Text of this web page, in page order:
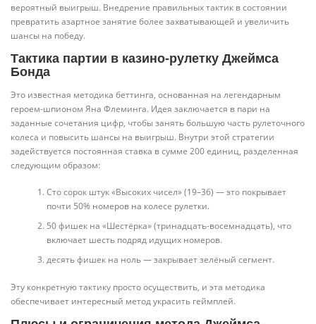
вероятный выигрыш. Внедрение правильных тактик в состоянии
превратить азартное занятие более захватывающей и увеличить
шансы на победу.
Тактика партии в казино-рулетку Джеймса
Бонда
Это известная методика беттинга, основанная на легендарным
героем-шпионом Яна Флеминга. Идея заключается в пари на
заданные сочетания цифр, чтобы занять большую часть рулеточного
колеса и повысить шансы на выигрыш. Внутри этой стратегии
задействуется постоянная ставка в сумме 200 единиц, разделенная
следующим образом:
Сто сорок штук «Высоких чисел» (19–36) — это покрывает
почти 50% номеров на колесе рулетки.
50 фишек на «Шестёрка» ​​(тринадцать-восемнадцать), что
включает шесть подряд идущих номеров.
десять фишек на ноль — закрывает зелёный сегмент.
Эту конкретную тактику просто осуществить, и эта методика
обеспечивает интересный метод украсить геймплей.